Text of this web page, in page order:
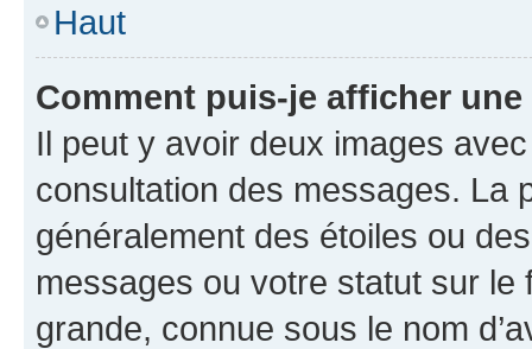
Haut
Comment puis-je afficher
Il peut y avoir deux images
consultation des messages. La
généralement des étoiles ou
messages ou votre statut sur
grande, connue sous le nom